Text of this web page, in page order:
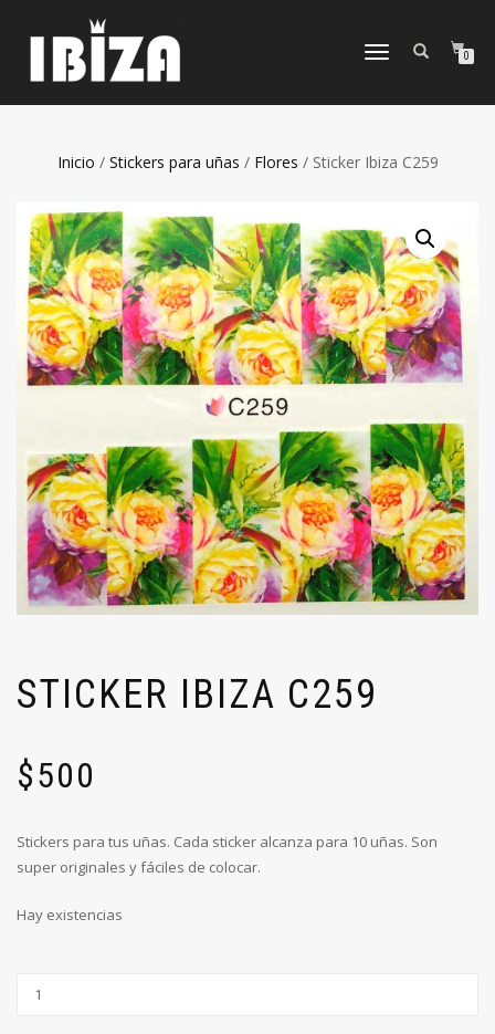
CAMBIAR
0
Inicio / Stickers para uñas / Flores / Sticker Ibiza C259
STICKER IBIZA C259
$500
Stickers para tus uñas. Cada sticker alcanza para 10 uñas. Son
super originales y fáciles de colocar.
Hay existencias